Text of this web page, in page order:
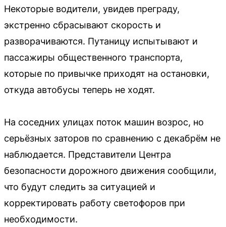
Некоторые водители, увидев преграду,
экстренно сбрасывают скорость и
разворачиваются. Путаницу испытывают и
пассажиры общественного транспорта,
которые по привычке приходят на остановки,
откуда автобусы теперь не ходят.
На соседних улицах поток машин возрос, но
серьёзных заторов по сравнению с декабрём не
наблюдается. Представители Центра
безопасности дорожного движения сообщили,
что будут следить за ситуацией и
корректировать работу светофоров при
необходимости.